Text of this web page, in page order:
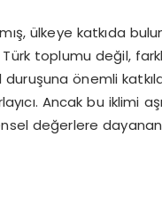
ülkeye katkıda
toplumu değil,
önemli
Ancak bu iklimi
değerlere